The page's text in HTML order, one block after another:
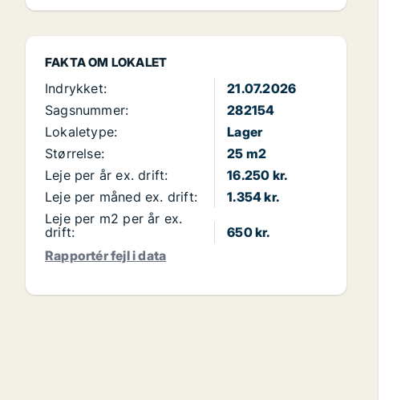
FAKTA OM LOKALET
Indrykket:
21.07.2026
Sagsnummer:
282154
Lokaletype:
Lager
Størrelse:
25 m2
Leje per år ex. drift:
16.250 kr.
Leje per måned ex. drift:
1.354 kr.
Leje per m2 per år ex.
drift:
650 kr.
Rapportér fejl i data